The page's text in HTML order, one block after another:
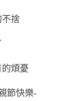
不捨
煩憂
節快樂-